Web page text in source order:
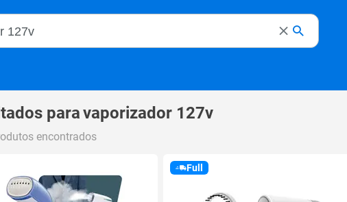
paravaporizador 127v
encontrados
Full